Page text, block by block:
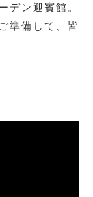
デン迎賓館。
準備して、皆